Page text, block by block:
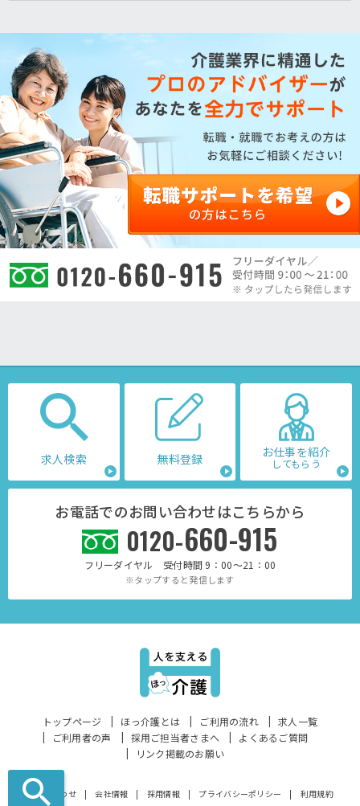
求人検索 無料登録 お仕事を紹介
してもらう
お電話でのお問い合わせはこちらから
0120-660-915
フリーダイヤル 受付時間 9：00～21：00
※タップすると発信します
トップページ ほっ介護とは ご利用の流れ
求人一覧
ご利用者の声
採用ご担当者さまへ
よくあるご質問
リンク掲載のお願い
お問い合わせ 会社情報 採用情報 プライバシーポリシー 利用規約